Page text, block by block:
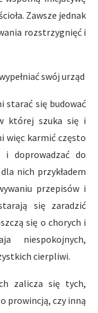
Zawsze jednak
rozstrzygnięć i
swój urząd
starać się budować
której szuka się i
więc karmić często
i doprowadzać do
nich przykładem
przepisów i
się zaradzić
się o chorych i
niespokojnych,
cierpliwi.
zalicza się tych,
prowincją, czy inną